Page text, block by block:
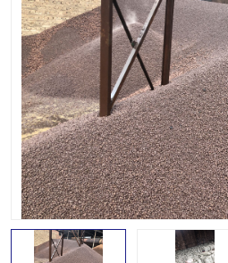
陶粒砂
建筑陶粒
轻质陶粒